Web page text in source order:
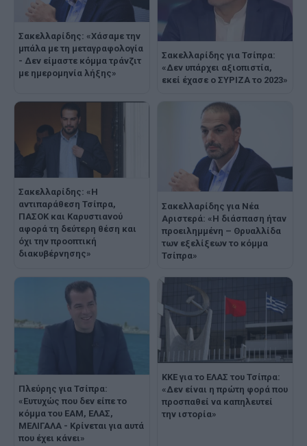
Σακελλαρίδης: «Χάσαμε την
μπάλα με τη μεταγραφολογία
- Δεν είμαστε κόμμα τράνζιτ
με ημερομηνία λήξης»
Σακελλαρίδης για Τσίπρα:
«Δεν υπάρχει αξιοπιστία,
εκεί έχασε ο ΣΥΡΙΖΑ το 2023»
Σακελλαρίδης: «Η
αντιπαράθεση Τσίπρα,
ΠΑΣΟΚ και Καρυστιανού
αφορά τη δεύτερη θέση και
όχι την προοπτική
διακυβέρνησης»
Σακελλαρίδης για Νέα
Αριστερά: «Η διάσπαση ήταν
προειλημμένη – Θρυαλλίδα
των εξελίξεων το κόμμα
Τσίπρα»
Πλεύρης για Τσίπρα:
«Ευτυχώς που δεν είπε το
κόμμα του ΕΑΜ, ΕΛΑΣ,
ΜΕΛΙΓΑΛΑ - Κρίνεται για αυτά
που έχει κάνει»
ΚΚΕ για το ΕΛΑΣ του Τσίπρα:
«Δεν είναι η πρώτη φορά που
προσπαθεί να καπηλευτεί
την ιστορία»